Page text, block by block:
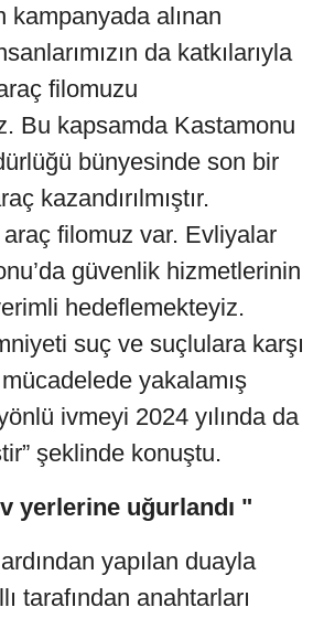
kampanyada alınan
da katkılarıyla
filomuzu
Bu kapsamda Kastamonu
bünyesinde son bir
kazandırılmıştır.
filomuz var. Evliyalar
güvenlik hizmetlerinin
hedeflemekteyiz.
suç ve suçlulara karşı
yakalamış
ivmeyi 2024 yılında da
şeklinde konuştu.
yerlerine uğurlandı "
yapılan duayla
tarafından anahtarları